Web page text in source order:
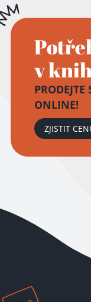
v
ONLINE!
ZJISTIT